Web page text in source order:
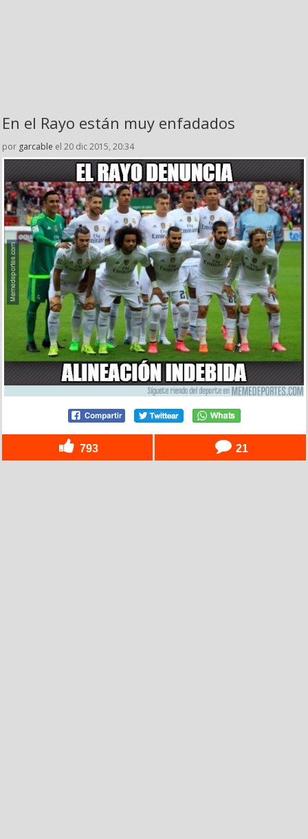
En el Rayo están muy enfadados
por garcable el 20 dic 2015, 20:34
793 21